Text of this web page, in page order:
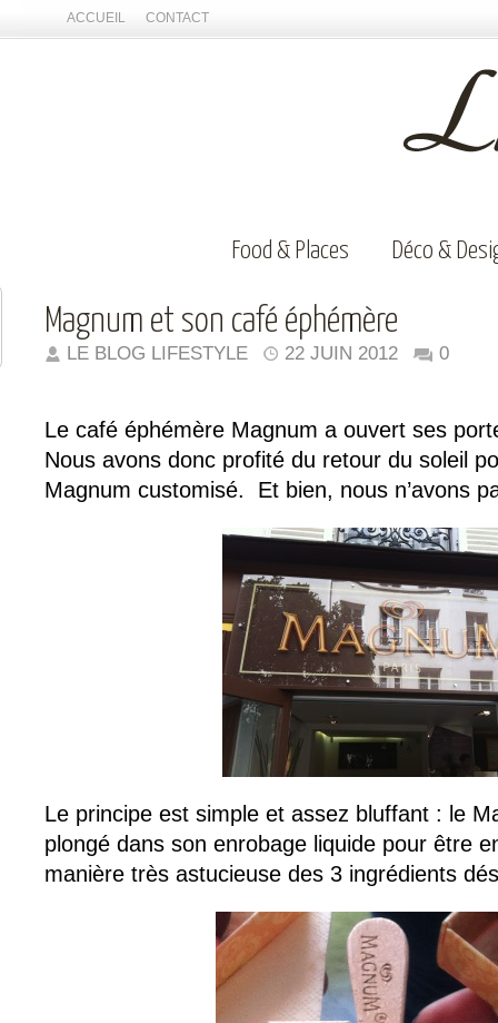
ACCUEIL CONTACT
Food & Places Déco &
Magnum et son café éphémère
LE BLOG LIFESTYLE 22 JUIN 2012 0
Le café éphémère Magnum a ouvert ses
Nous avons donc profité du retour du soleil
Magnum customisé. Et bien, nous n’avons
Le principe est simple et assez bluffant : le
plongé dans son enrobage liquide pour être
manière très astucieuse des 3 ingrédients